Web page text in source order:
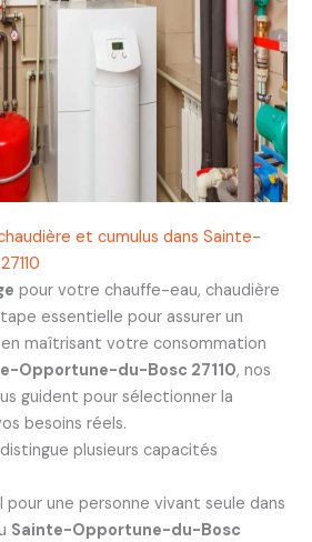
et cumulus dans Sainte-
pour votre chauffe-eau, chaudière
essentielle pour assurer un
maîtrisant votre consommation
Opportune-du-Bosc 27110, nos
guident pour sélectionner la
besoins réels.
plusieurs capacités
pour une personne vivant seule dans
Sainte-Opportune-du-Bosc